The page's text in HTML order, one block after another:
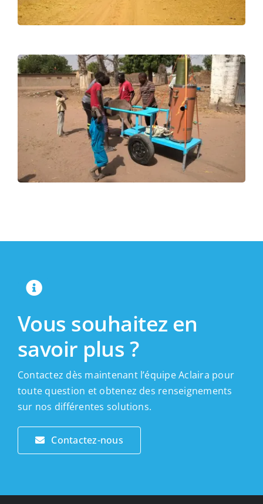
Vous souhaitez en
savoir plus ?
Contactez dès maintenant l’équipe Aclaira pour
toute question et obtenez des renseignements
sur nos différentes solutions.
Contactez-nous